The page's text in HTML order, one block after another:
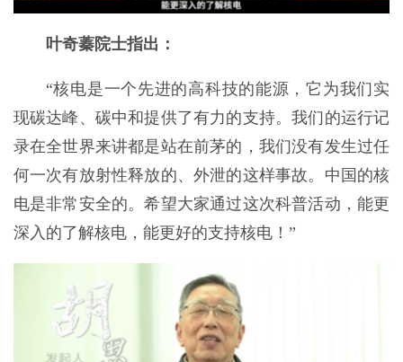
叶奇蓁院士指出：
“核电是一个先进的高科技的能源，它为我们实
现碳达峰、碳中和提供了有力的支持。我们的运行记
录在全世界来讲都是站在前茅的，我们没有发生过任
何一次有放射性释放的、外泄的这样事故。中国的核
电是非常安全的。希望大家通过这次科普活动，能更
深入的了解核电，能更好的支持核电！”